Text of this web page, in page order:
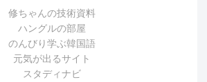
修ちゃんの技術資料
ハングルの部屋
のんびり学ぶ韓国語
元気が出るサイト
スタディナビ